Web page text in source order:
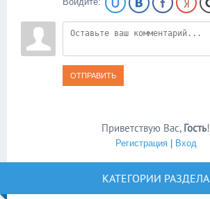
ОТПРАВИТЬ
Приветствую Вас, Гость!
Регистрация| Вход
КАТЕГОРИИ РАЗДЕЛА